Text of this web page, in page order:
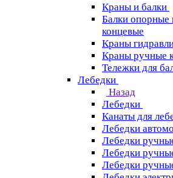
Краны и балки
Балки опорные
концевые
Краны
Краны ручные
Тележки для
Лебедки
Назад
Лебедки
Канаты для
Лебедки
Лебедки
Лебедки
Лебедки